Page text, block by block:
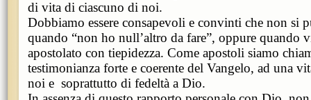
di vita di ciascuno di noi.
Dobbiamo essere consapevoli e convinti che non si
quando “non ho null’altro da fare”, oppure quando
apostolato con tiepidezza. Come apostoli siamo
testimonianza forte e coerente del Vangelo, ad una
noi e soprattutto di fedeltà a Dio.